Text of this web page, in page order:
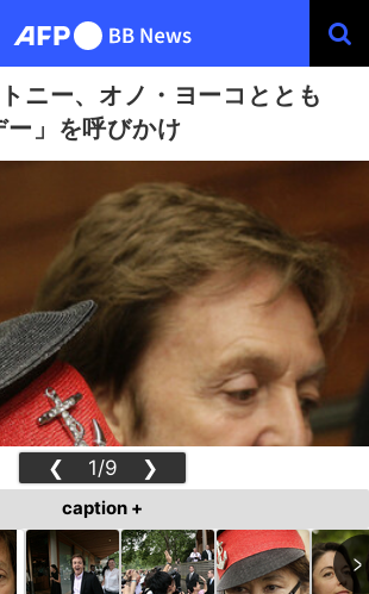
ニー、オノ・ヨーコととも
ー」を呼びかけ
❮ 1/9 ❯
caption +